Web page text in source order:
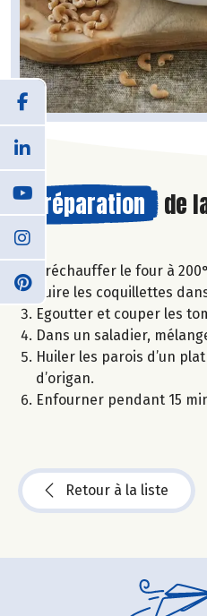
Préparation de
Préchauffer le four à
Cuire les coquillettes
Egoutter et couper les
Dans un saladier,
Huiler les parois d’un
d’origan.
Enfourner pendant 15
Retour à la liste